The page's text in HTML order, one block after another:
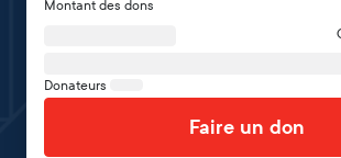
Montant des dons
Donateurs
Faire un don